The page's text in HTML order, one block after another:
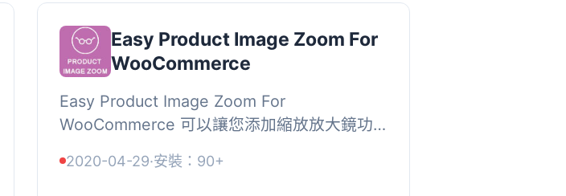
Easy Product Image Zoom For
WooCommerce
Easy Product Image Zoom For
WooCommerce 可以讓您添加縮放放大鏡功
片，詳細檢查您產品的品質。此產品圖片縮放
2020-04-29·安裝：90+